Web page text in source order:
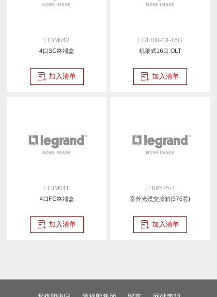
LTBM042
4口SC终端盒
加入清单
LG1800-G1-16G
机架式16口 OLT
加入清单
LTBM041
4口FC终端盒
加入清单
LTBP576-T
室外光缆交接箱(576芯)
加入清单